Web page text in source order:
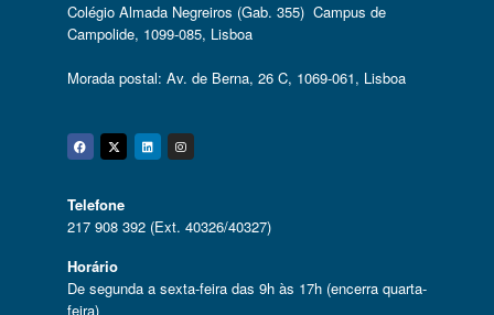
Colégio Almada Negreiros (Gab. 355) Campus de
Campolide, 1099-085, Lisboa
Morada postal: Av. de Berna, 26 C, 1069-061, Lisboa
Facebook
Twitter
Linkedin
Instagram
Telefone
217 908 392 (Ext. 40326/40327)
Horário
De segunda a sexta-feira das 9h às 17h (encerra quarta-
feira)